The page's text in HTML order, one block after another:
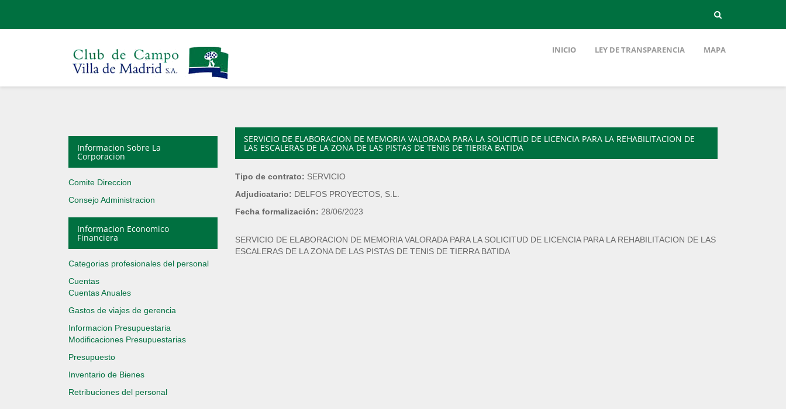
INICIO LEY DE TRANSPARENCIA MAPA
Informacion Sobre La
Corporacion
Comite Direccion
Consejo Administracion
Informacion Economico
Financiera
Categorias profesionales del personal
Cuentas
Cuentas Anuales
Gastos de viajes de gerencia
Informacion Presupuestaria
Modificaciones Presupuestarias
Presupuesto
Inventario de Bienes
Retribuciones del personal
SERVICIO DE ELABORACION DE MEMORIA VALORADA PARA LA SOLICITUD DE LICENCIA PARA LA REHABILITACION DE
LAS ESCALERAS DE LA ZONA DE LAS PISTAS DE TENIS DE TIERRA BATIDA
Tipo de contrato: SERVICIO
Adjudicatario: DELFOS PROYECTOS, S.L.
Fecha formalización: 28/06/2023
SERVICIO DE ELABORACION DE MEMORIA VALORADA PARA LA SOLICITUD DE LICENCIA PARA LA REHABILITACION DE LAS
ESCALERAS DE LA ZONA DE LAS PISTAS DE TENIS DE TIERRA BATIDA